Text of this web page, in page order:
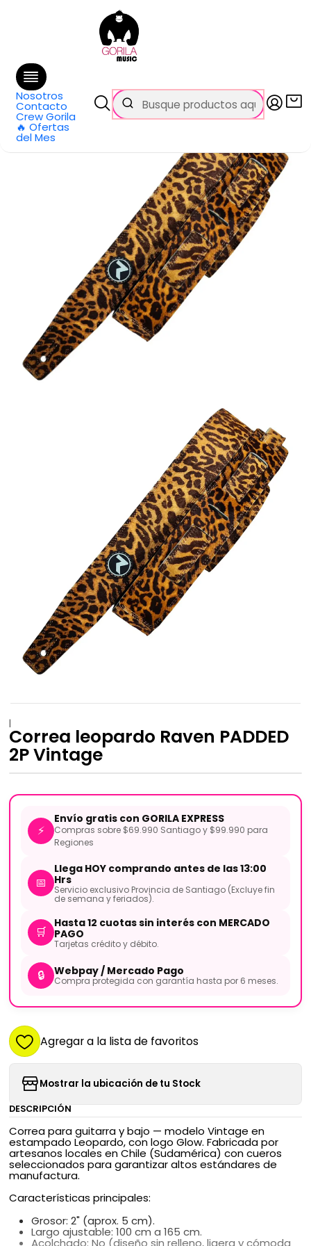
Nosotros
Contacto
Crew Gorila
🔥 Ofertas
del Mes
GRATIS
en Santiago y $99.990 en Regiones
Categorías Bajos
Correa leopardo Raven PADDED 2P Vintage
|
Correa leopardo Raven PADDED
2P Vintage
⚡
Envío gratis con GORILA EXPRESS
Compras sobre $69.990 Santiago y $99.990 para
Regiones
📅
Llega HOY comprando antes de las 13:00
Hrs
Servicio exclusivo Provincia de Santiago (Excluye fin
de semana y feriados).
🛒
Hasta 12 cuotas sin interés con MERCADO
PAGO
Tarjetas crédito y débito.
🔒 Webpay / Mercado Pago
Compra protegida con garantía hasta por 6 meses.
Agregar a la lista de favoritos
Mostrar la ubicación de tu Stock
DESCRIPCIÓN
Correa para guitarra y bajo — modelo Vintage en
estampado Leopardo, con logo Glow. Fabricada por
artesanos locales en Chile (Sudamérica) con cueros
seleccionados para garantizar altos estándares de
manufactura.
Características principales:
Grosor: 2" (aprox. 5 cm).
Largo ajustable: 100 cm a 165 cm.
Acolchado: No (diseño sin relleno, ligera y cómoda